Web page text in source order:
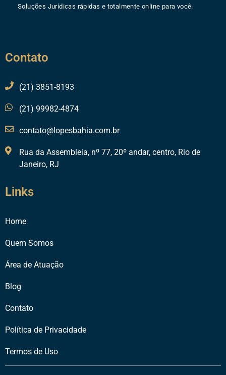
Soluções Jurídicas rápidas e totalmente online para você.
Contato
(21) 3851-8193
(21) 99982-4874
contato@lopesbahia.com.br
Rua da Assembleia, nº 77, 20º andar, centro, Rio de
Janeiro, RJ
Links
Home
Quem Somos
Área de Atuação
Blog
Contato
Política de Privacidade
Termos de Uso